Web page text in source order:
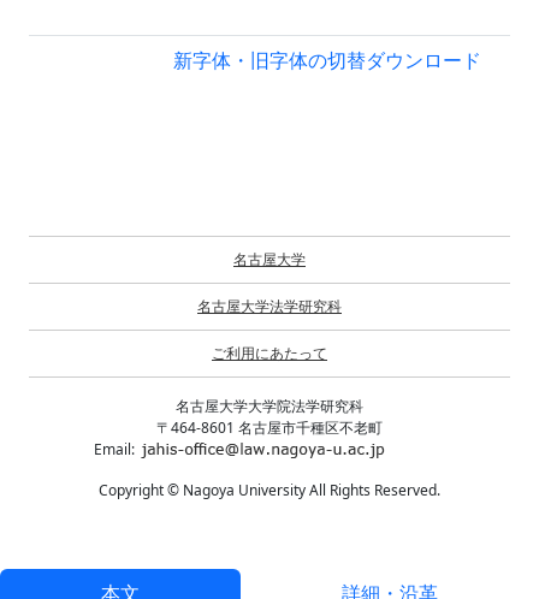
新字体・旧字体の切替ダウンロード
本文 詳細・沿革
名古屋大学
名古屋大学法学研究科
ご利用にあたって
名古屋大学大学院法学研究科
〒464-8601 名古屋市千種区不老町
Email:
Copyright © Nagoya University All Rights Reserved.